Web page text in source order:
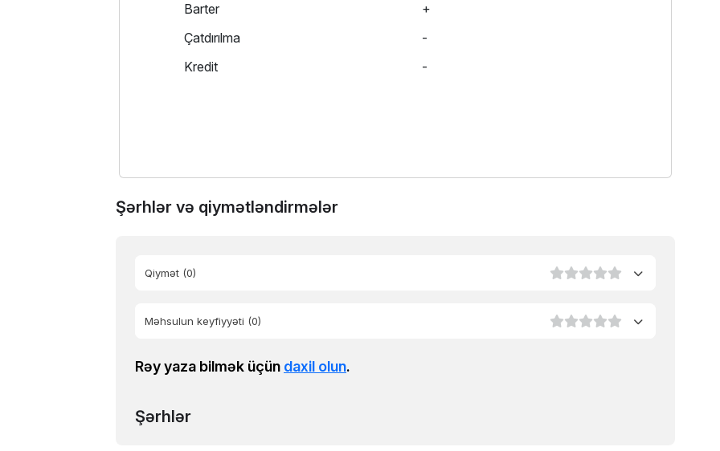
Barter
+
Çatdırılma
-
Kredit
-
Şərhlər və qiymətləndirmələr
Qiymət (0)
Məhsulun keyfiyyəti (0)
Rəy yaza bilmək üçün daxil olun.
Şərhlər